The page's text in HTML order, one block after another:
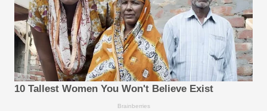
10 Tallest Women You Won't Believe Exist
Brainberries